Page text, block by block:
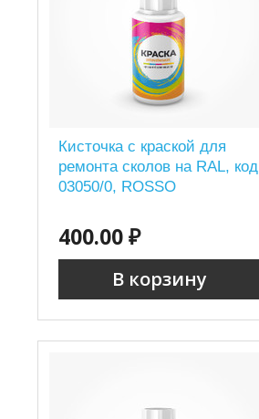
Кисточка с краской для
ремонта сколов на RAL, код
03050/0, ROSSO
400.00 ₽
В корзину